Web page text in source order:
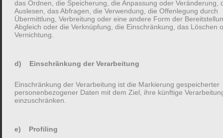
verändern Babys die Welt der frisch gebackenen Eltern, Tanten,
Onkel, Omas, Opas und des ganzen Freundeskreises.
Wunder Baby sprechen. “Früher war das anders” von den Eltern
aber nicht für einen inspirierenden, verbindenden und
wertschätzenden Austausch.
Und so ist mit dem Baby Erzählabend mein erstes Kartenspiel
das Ordnen, die Speicherung, die Anpassung oder Veränderung,
Auslesen, das Abfragen, die Verwendung, die Offenlegung durch
Übermittlung, Verbreitung oder eine andere Form der
Abgleich oder die Verknüpfung, die Einschränkung, das Löschen
Vernichtung.
d) Einschränkung der Verarbeitung
Einschränkung der Verarbeitung ist die Markierung gespeicherter
personenbezogener Daten mit dem Ziel, ihre künftige
einzuschränken.
e) Profiling